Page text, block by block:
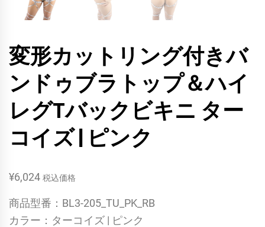
変形カットリング付きバ
ンドゥブラトップ＆ハイ
レグTバックビキニ ター
コイズ | ピンク
¥6,024 税込価格
商品型番：BL3-205_TU_PK_RB
カラー：ターコイズ | ピンク